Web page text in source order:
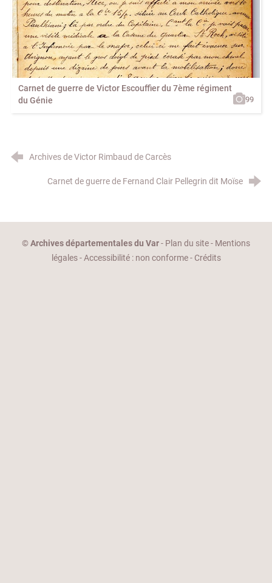
Carnet de guerre de Victor Escouffier du 7ème régiment
du Génie
99
Archives de Victor Rimbaud de Carcès
Carnet de guerre de Fernand Clair Pellegrin dit Moïse
©Archives départementales du Var- Plan du site- Mentions
légales-Accessibilité : non conforme- Crédits